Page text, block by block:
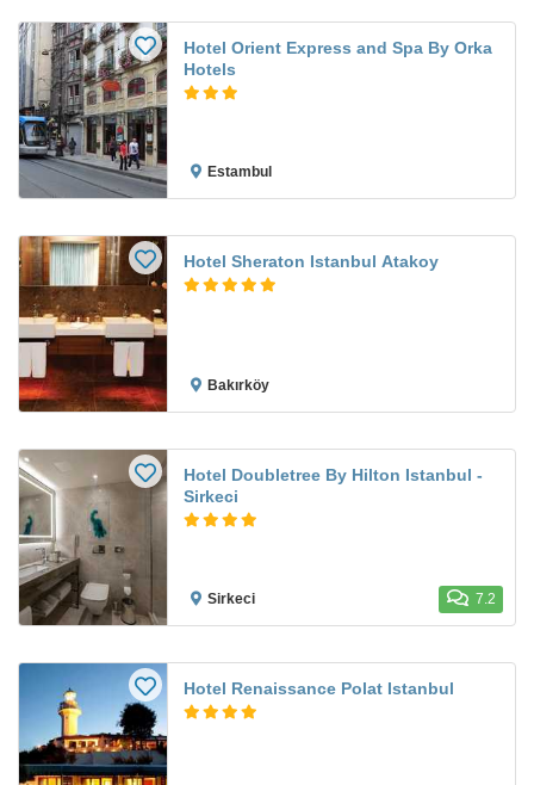
Hotel Orient Express and Spa By Orka
Hotels
Estambul
Hotel Sheraton Istanbul Atakoy
Bakırköy
Hotel Doubletree By Hilton Istanbul -
Sirkeci
Sirkeci 7.2
Hotel Renaissance Polat Istanbul